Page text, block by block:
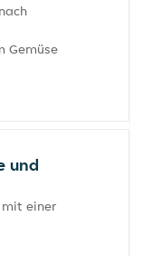
Gemüse
und
einer